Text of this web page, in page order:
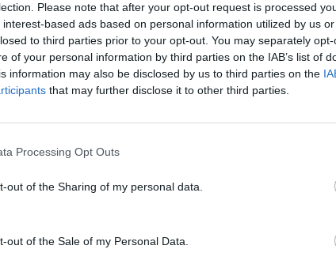
Please note that after your opt-out request is processed
based ads based on personal information utilized by us
to third parties prior to your opt-out. You may separately
of your personal information by third parties on the IAB’s list of
information may also be disclosed by us to third parties on the
that may further disclose it to other third parties.
Processing Opt Outs
out of the Sharing of my personal data.
out of the Sale of my Personal Data.